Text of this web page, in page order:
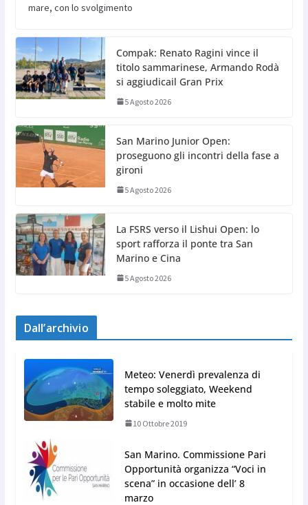
mare, con lo svolgimento
Compak: Renato Ragini vince il
titolo sammarinese, Armando Rodà
si aggiudicail Gran Prix
5 Agosto 2026
San Marino Junior Open:
proseguono gli incontri della fase a
gironi
5 Agosto 2026
La FSRS verso il Lishui Open: lo
sport rafforza il ponte tra San
Marino e Cina
5 Agosto 2026
Dall’archivio
Meteo: Venerdì prevalenza di
tempo soleggiato, Weekend
stabile e molto mite
10 Ottobre 2019
San Marino. Commissione Pari
Opportunità organizza “Voci in
scena” in occasione dell’ 8
marzo